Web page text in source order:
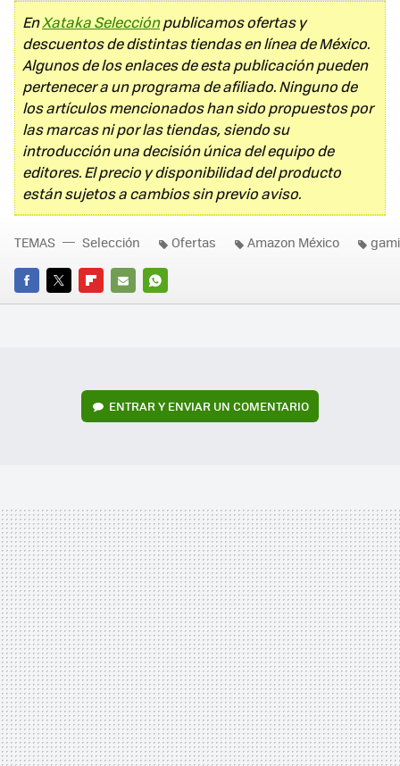
EnXataka Selecciónpublicamos ofertas y
descuentos de distintas tiendas en línea de México.
Algunos de los enlaces de esta publicación pueden
pertenecer a un programa de afiliado. Ninguno de
los artículos mencionados han sido propuestos por
las marcas ni por las tiendas, siendo su
introducción una decisión única del equipo de
editores. El precio y disponibilidad del producto
están sujetos a cambios sin previo aviso.
FACEBOOK
TWITTERFLIPBOARD
E-
WHATSAPP
TEMAS Selección Ofertas Amazon México
ENTRAR Y ENVIAR UN COMENTARIO